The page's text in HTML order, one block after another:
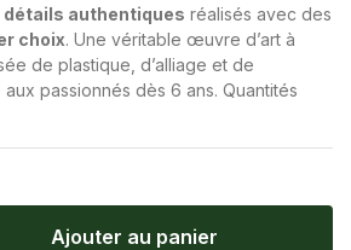
détails authentiques réalisés avec des
choix. Une véritable œuvre d’art à
de plastique, d’alliage et de
passionnés dès 6 ans. Quantités
Ajouter au panier